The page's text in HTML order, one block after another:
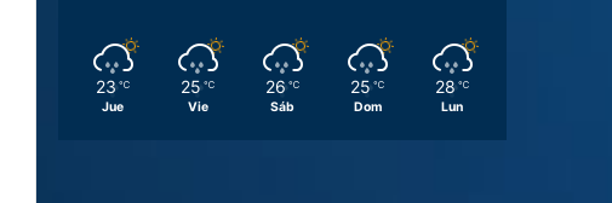
23 ℃
Jue
25 ℃
Vie
26 ℃
Sáb
25 ℃
Dom
28 ℃
Lun